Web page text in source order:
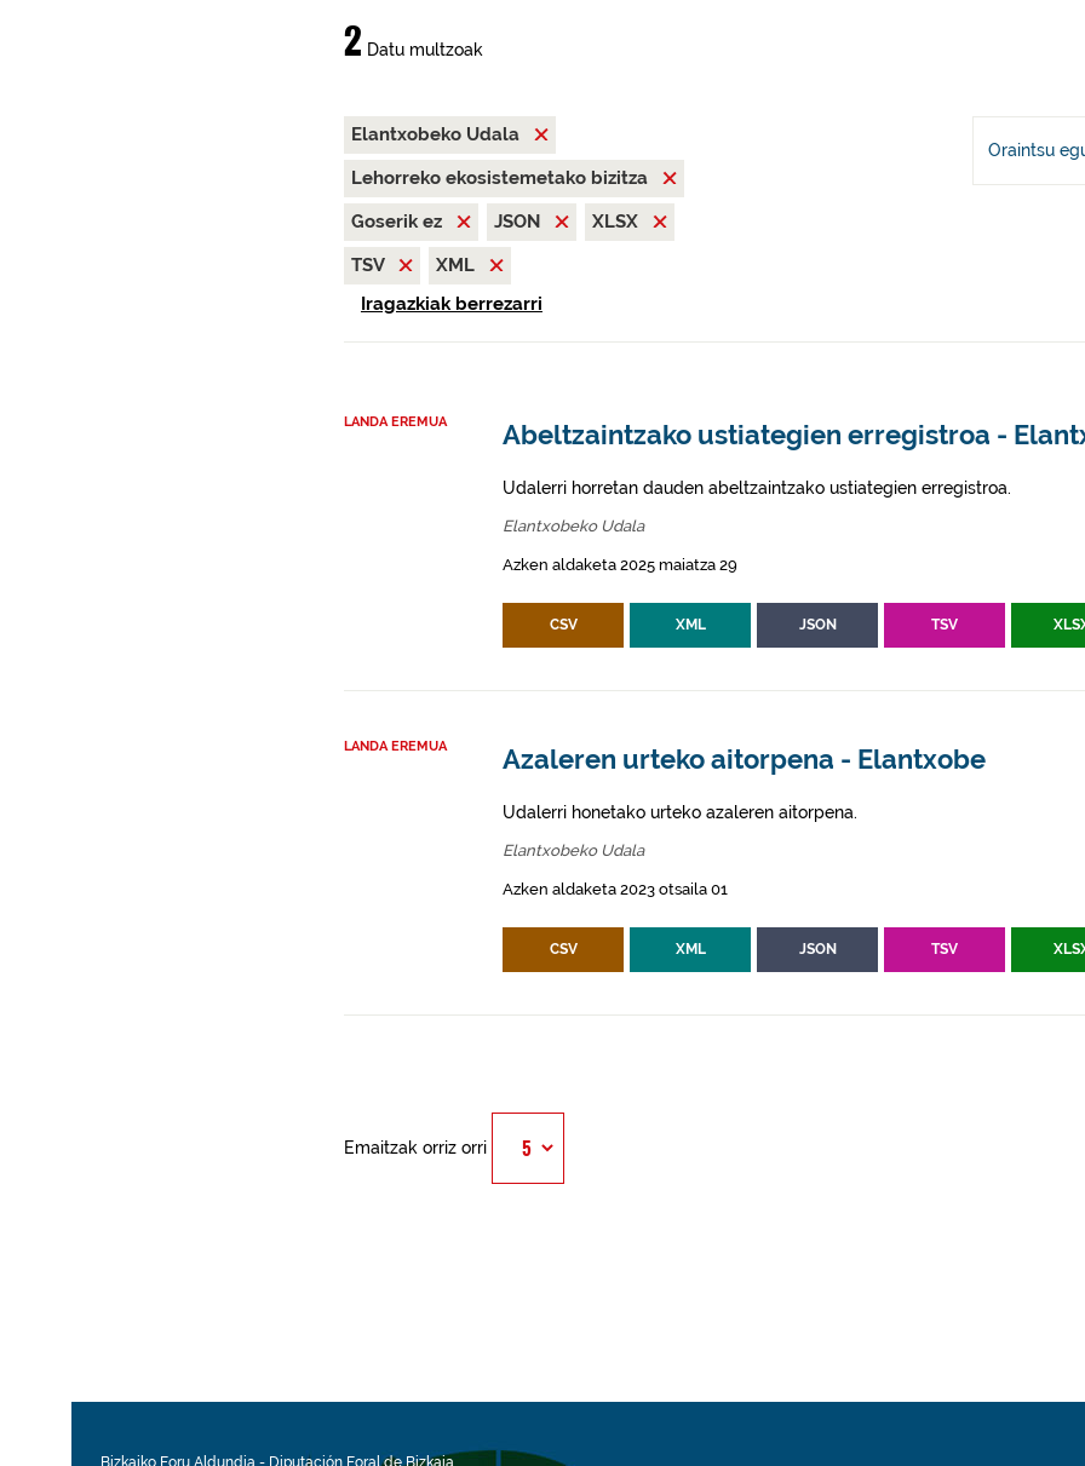
2 Datu multzoak
Elantxobeko Udala
Lehorreko ekosistemetako bizitza
Goserik ez
JSON
XLSX
TSV
XML
Iragazkiak berrezarri
Oraintsu
LANDA EREMUA Abeltzaintzako ustiategien erregistroa -
Udalerri horretan dauden abeltzaintzako ustiategien erregistroa.
Elantxobeko Udala
Azken aldaketa 2025 maiatza 29
CSV XML JSON TSV
LANDA EREMUA Azaleren urteko aitorpena - Elantxobe
Udalerri honetako urteko azaleren aitorpena.
Elantxobeko Udala
Azken aldaketa 2023 otsaila 01
CSV XML JSON TSV
Emaitzak orriz orri